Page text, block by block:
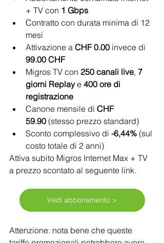
+ TV con 1 Gbps
Contratto con durata minima di 12
mesi
Attivazione a CHF 0.00 invece di
99.00 CHF
Migros TV con 250 canali live, 7
giorni Replay e 400 ore di
registrazione
Canone mensile di CHF
59.90 (stesso prezzo standard)
Sconto complessivo di -6,44% (sul
costo totale di 2 anni)
Attiva subito Migros Internet Max + TV
a prezzo scontato al seguente link.
Vedi abbonamento >
Attenzione: nota bene che queste